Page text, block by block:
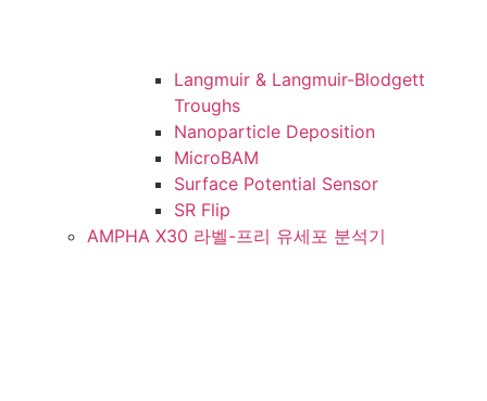
Langmuir & Langmuir-Blodgett
Troughs
Nanoparticle Deposition
MicroBAM
Surface Potential Sensor
SR Flip
AMPHA X30 라벨-프리 유세포 분석기